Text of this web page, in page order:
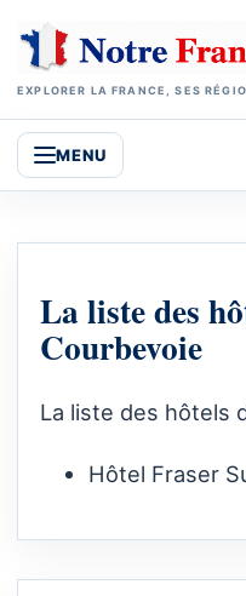
EXPLORER LA FRANCE, SES
MENU
La liste des
Courbevoie
La liste des hôtels
Hôtel Fraser